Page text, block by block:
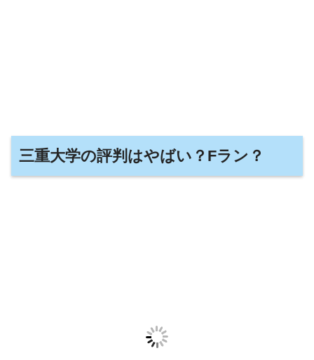
三重大学の評判はやばい？Fラン？